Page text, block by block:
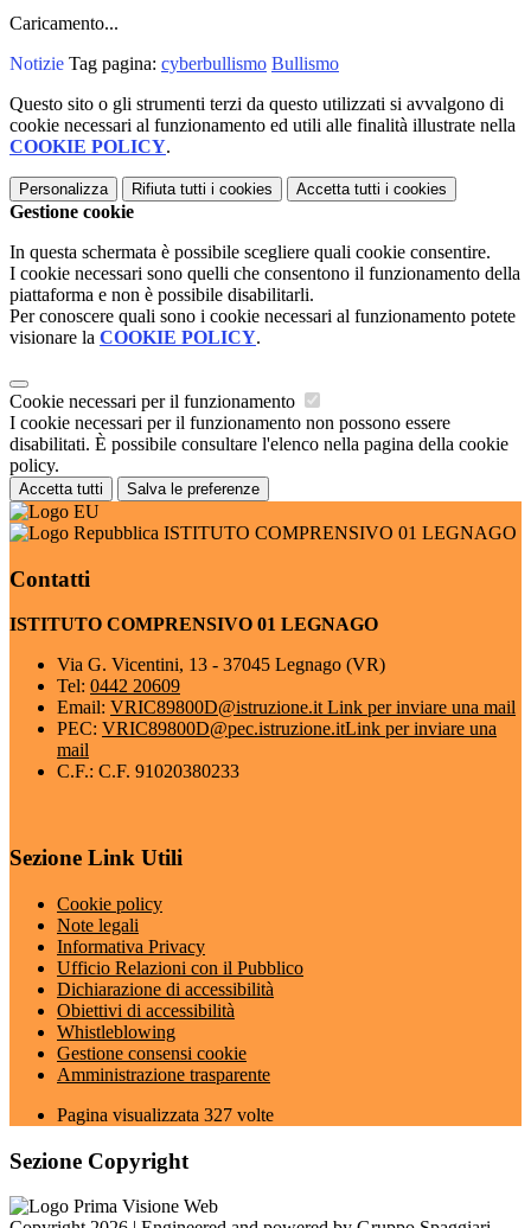
Caricamento...
Notizie Tag pagina: cyberbullismo Bullismo
Questo sito o gli strumenti terzi da questo utilizzati si avvalgono di
cookie necessari al funzionamento ed utili alle finalità illustrate nella
COOKIE POLICY.
Personalizza Rifiuta tutti i cookies Accetta tutti i cookies
Gestione cookie
In questa schermata è possibile scegliere quali cookie consentire.
I cookie necessari sono quelli che consentono il funzionamento della
piattaforma e non è possibile disabilitarli.
Per conoscere quali sono i cookie necessari al funzionamento potete
visionare la COOKIE POLICY.
Cookie necessari per il funzionamento
I cookie necessari per il funzionamento non possono essere
disabilitati. È possibile consultare l'elenco nella pagina della cookie
policy.
Accetta tutti Salva le preferenze
ISTITUTO COMPRENSIVO 01 LEGNAGO
Contatti
ISTITUTO COMPRENSIVO 01 LEGNAGO
Via G. Vicentini, 13 - 37045 Legnago (VR)
Tel: 0442 20609
Email: VRIC89800D@istruzione.it Link per inviare una mail
PEC: VRIC89800D@pec.istruzione.itLink per inviare una
mail
C.F.: C.F. 91020380233
Sezione Link Utili
Cookie policy
Note legali
Informativa Privacy
Ufficio Relazioni con il Pubblico
Dichiarazione di accessibilità
Obiettivi di accessibilità
Whistleblowing
Gestione consensi cookie
Amministrazione trasparente
Pagina visualizzata 327 volte
Sezione Copyright